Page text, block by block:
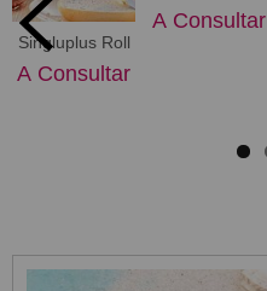
Singluplus Roll
A Consultar
A Consultar